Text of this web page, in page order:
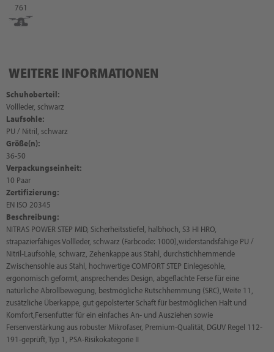
761
WEITERE INFORMATIONEN
Schuhoberteil:
Vollleder, schwarz
Laufsohle:
PU / Nitril, schwarz
Größe(n):
36-50
Verpackungseinheit:
10 Paar
Zertifizierung:
EN ISO 20345
Beschreibung:
NITRAS POWER STEP MID, Sicherheitsstiefel, halbhoch, S3 HI HRO,
strapazierfähiges Vollleder, schwarz (Farbcode: 1000),widerstandsfähige PU /
Nitril-Laufsohle, schwarz, Zehenkappe aus Stahl, durchstichhemmende
Zwischensohle aus Stahl, hochwertige COMFORT STEP Einlegesohle,
ergonomisch geformt, ansprechendes Design, abgeflachte Ferse für eine
natürliche Abrollbewegung, bestmögliche Rutschhemmung (SRC), Weite 11,
zusätzliche Überkappe, gut gepolsterter Schaft für bestmöglichen Halt und
Komfort,Fersenfutter für ein einfaches An- und Ausziehen sowie
Fersenverstärkung aus robuster Mikrofaser, Premium-Qualität, DGUV Regel 112-
191-geprüft, Typ 1, PSA-Risikokategorie II